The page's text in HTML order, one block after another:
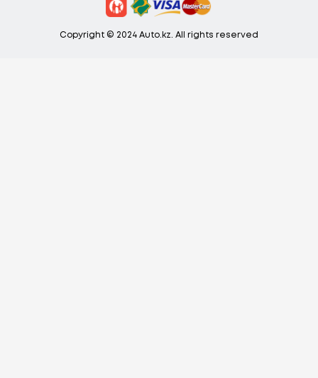
Copyright © 2024 Auto.kz. All rights reserved